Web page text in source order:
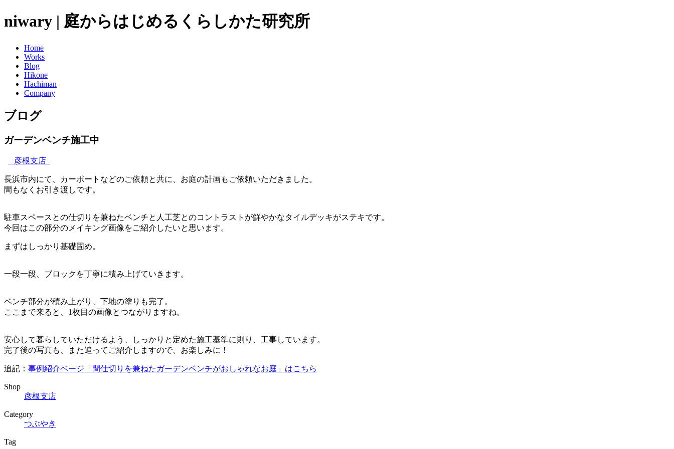
niwary | 庭からはじめるくらしかた研究所
Home
Works
Blog
Hikone
Hachiman
Company
ブログ
ガーデンベンチ施工中
彦根支店
長浜市内にて、カーポートなどのご依頼と共に、お庭の計画もご依頼いただきました。
間もなくお引き渡しです。
駐車スペースとの仕切りを兼ねたベンチと人工芝とのコントラストが鮮やかなタイルデッキがステキです。
今回はこの部分のメイキング画像をご紹介したいと思います。
まずはしっかり基礎固め。
一段一段、ブロックを丁寧に積み上げていきます。
ベンチ部分が積み上がり、下地の塗りも完了。
ここまで来ると、1枚目の画像とつながりますね。
安心して暮らしていただけるよう、しっかりと定めた施工基準に則り、工事しています。
完了後の写真も、また追ってご紹介しますので、お楽しみに！
追記： 事例紹介ページ「間仕切りを兼ねたガーデンベンチがおしゃれなお庭」はこちら
Shop
彦根支店
Category
つぶやき
Tag